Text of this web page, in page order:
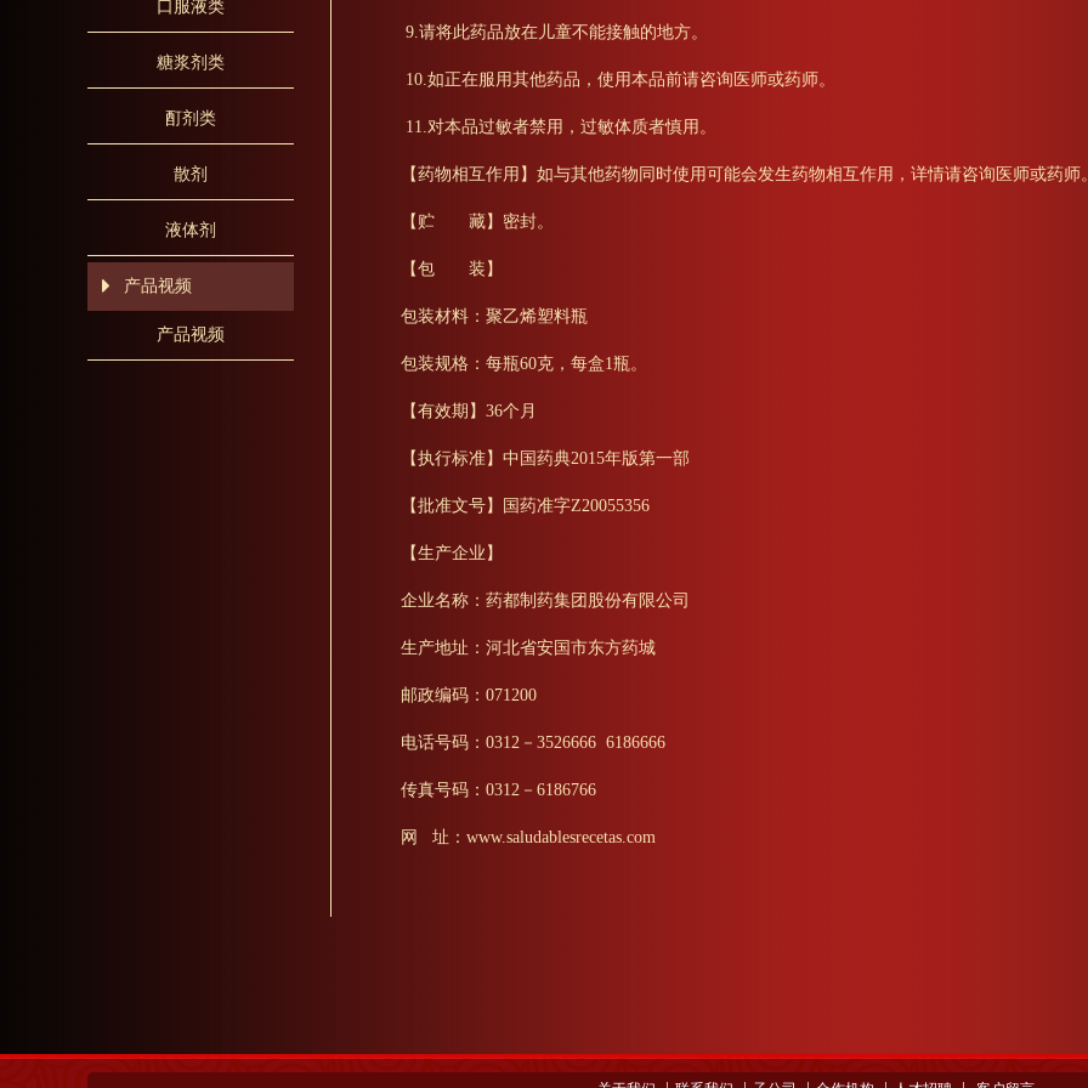
口服液类
糖浆剂类
酊剂类
散剂
液体剂
产品视频
产品视频
9.请将此药品放在儿童不能接触的地方。
10.如正在服用其他药品，使用本品前请咨询医师或药师。
11.对本品过敏者禁用，过敏体质者慎用。
【药物相互作用】如与其他药物同时使用可能会发生药物相互作用，详情请咨询医师或药师
【贮 藏】密封。
【包 装】
包装材料：聚乙烯塑料瓶
包装规格：每瓶60克，每盒1瓶。
【有效期】36个月
【执行标准】中国药典2015年版第一部
【批准文号】国药准字Z20055356
【生产企业】
企业名称：药都制药集团股份有限公司
生产地址：河北省安国市东方药城
邮政编码：071200
电话号码：0312－3526666 6186666
传真号码：0312－6186766
网 址：www.saludablesrecetas.com